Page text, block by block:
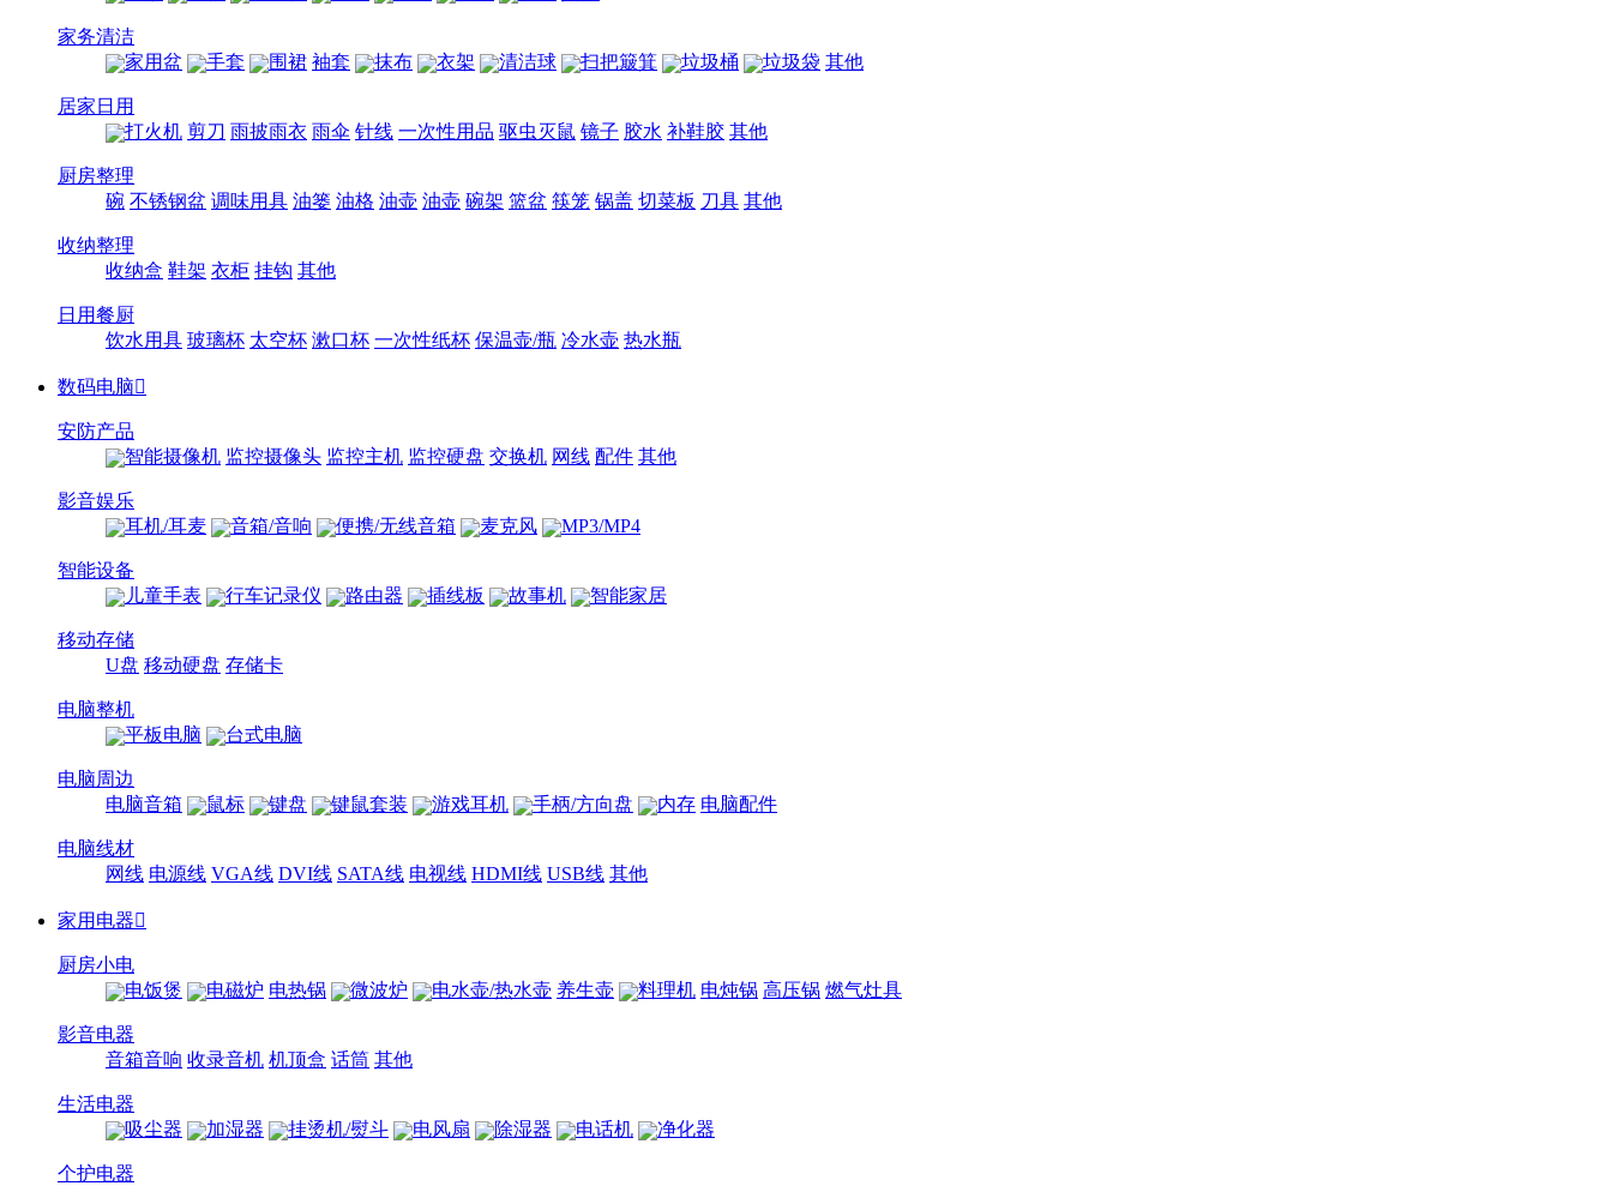
家务清洁
家用盆
手套 围裙 袖套 抹布 衣架 清洁球 扫把簸箕 垃圾桶 垃圾袋 其他
居家日用
打火机 剪刀 雨披雨衣 雨伞 针线 一次性用品 驱虫灭鼠 镜子 胶水 补鞋胶 其他
厨房整理
碗 不锈钢盆 调味用具 油篓 油格 油壶 油壶 碗架 篮盆 筷笼 锅盖 切菜板 刀具 其他
收纳整理
收纳盒 鞋架 衣柜 挂钩 其他
日用餐厨
饮水用具 玻璃杯 太空杯 漱口杯 一次性纸杯 保温壶/瓶 冷水壶 热水瓶
数码电脑
安防产品
智能摄像机 监控摄像头 监控主机 监控硬盘 交换机 网线 配件 其他
影音娱乐
耳机/耳麦
音箱/音响 便携/无线音箱 麦克风 MP3/MP4
智能设备
儿童手表
行车记录仪 路由器 插线板 故事机 智能家居
移动存储
U盘 移动硬盘 存储卡
电脑整机
平板电脑
台式电脑
电脑周边
电脑音箱
鼠标 键盘 键鼠套装 游戏耳机 手柄/方向盘 内存 电脑配件
电脑线材
网线 电源线 VGA线 DVI线 SATA线 电视线 HDMI线 USB线 其他
家用电器
厨房小电
电饭煲
电磁炉 电热锅 微波炉 电水壶/热水壶 养生壶 料理机 电炖锅 高压锅 燃气灶具
影音电器
音箱音响 收录音机 机顶盒 话筒 其他
生活电器
吸尘器
加湿器 挂烫机/熨斗 电风扇 除湿器 电话机 净化器
个护电器